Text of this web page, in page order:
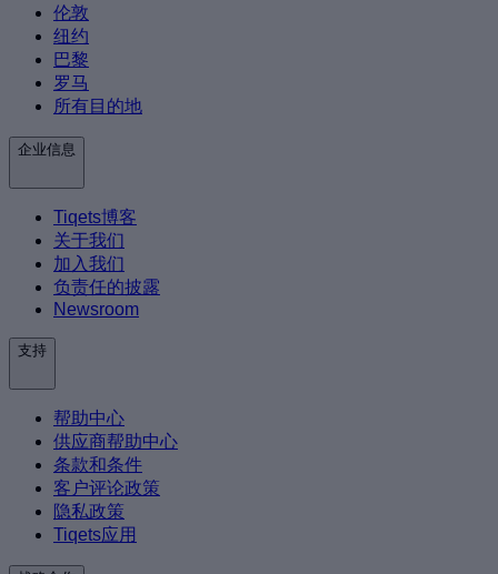
伦敦
纽约
巴黎
罗马
所有目的地
企业信息
Tiqets博客
关于我们
加入我们
负责任的披露
Newsroom
支持
帮助中心
供应商帮助中心
条款和条件
客户评论政策
隐私政策
Tiqets应用